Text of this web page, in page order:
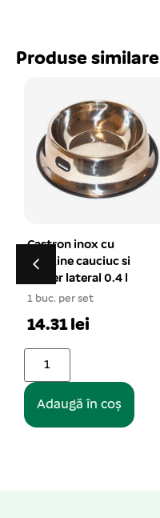
Produse similare
Castron melamina
patrat simplu 0,4 l
1 buc. per set
13.52 lei